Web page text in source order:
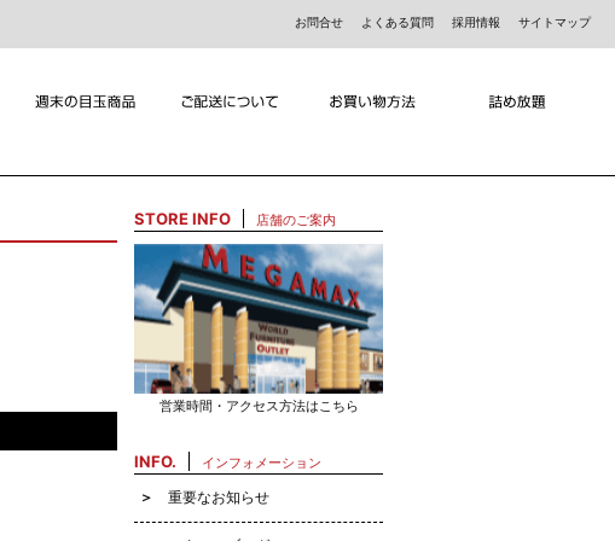
お問合せ よくある質問 採用情報 サイトマップ
STORE INFO 店舗のご案内
営業時間・アクセス方法はこちら
INFO. インフォメーション
重要なお知らせ